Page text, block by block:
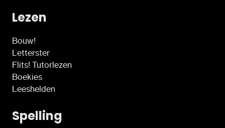
Lezen
Bouw!
Letterster
Flits! Tutorlezen
Boekies
Leeshelden
Spelling